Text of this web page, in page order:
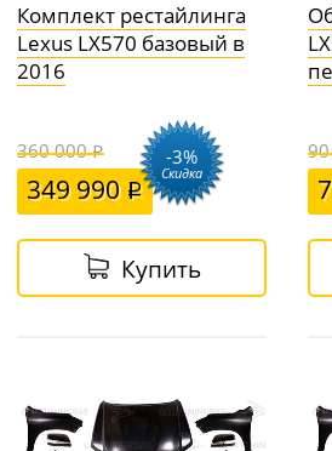
Комплект рестайлинга
Lexus LX570 базовый в
2016
360 000
349 990
-3%
Скидка
Купить